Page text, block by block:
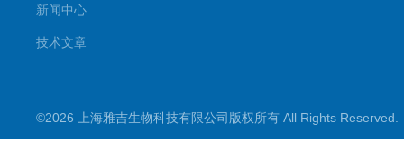
新闻中心
技术文章
©2026 上海雅吉生物科技有限公司版权所有 All Rights